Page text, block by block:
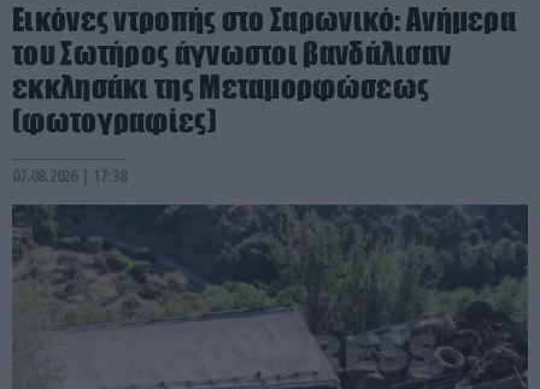
Εικόνες ντροπής στο Σαρωνικό: Ανήμερα
του Σωτήρος άγνωστοι βανδάλισαν
εκκλησάκι της Μεταμορφώσεως
(φωτογραφίες)
07.08.2026 | 17:38